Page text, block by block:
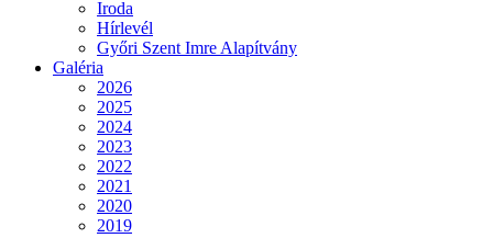
Iroda
Hírlevél
Győri Szent Imre Alapítvány
Galéria
2026
2025
2024
2023
2022
2021
2020
2019